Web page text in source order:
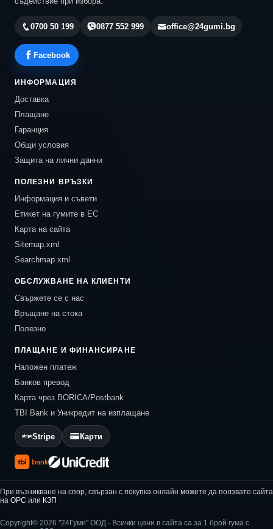
0700 50 199 0877 552 999 office@24gumi.bg
Facebook
ИНФОРМАЦИЯ
Доставка
Плащане
Гаранция
Общи условия
Защита на лични данни
ПОЛЕЗНИ ВРЪЗКИ
Информация и съвети
Етикет на гумите в ЕС
Карта на сайта
Sitemap.xml
Searchmap.xml
ОБСЛУЖВАНЕ НА КЛИЕНТИ
Свържете се с нас
Връщане на стока
Полезно
ПЛАЩАНЕ И ФИНАНСИРАНЕ
Наложен платеж
Банков превод
Карта чрез BORICA/Postbank
TBI Bank и Уникредит на изплащане
Stripe Карти
При възникване на спор, свързан с покупка онлайн можете да ползвате сайта
на ОРС или КЗП
Copyright© 2026 "24Гуми" ООД - Всички цени в сайта са за 1 брой гума с